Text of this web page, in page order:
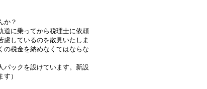
か？
道に乗ってから税理士に依頼
しているのを散見いたしま
の税金を納めなくてはならな
パックを設けています。新設
）